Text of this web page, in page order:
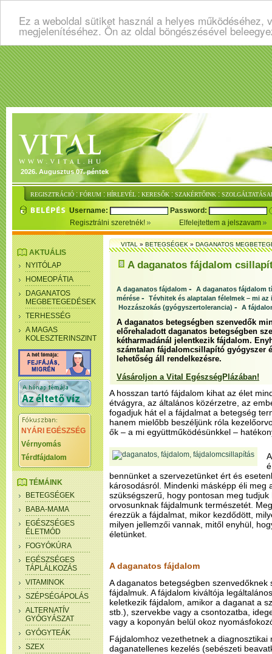
Ez a weboldal sütiket használ a helyes
megjelenítéséhez. Ön az oldal böngészésével
2026. Augusztus 07. péntek
REGISZTRÁCIÓ : FÓRUM : HÍRLEVÉL : KERESŐK : SZAKÉRTŐINK :
Username:
Password:
Regisztrálni szeretnék!
Elfelejtettem a jelszavam
AKTUÁLIS
NYITÓLAP
HOMEOPÁTIA
DAGANATOS
MEGBETEGEDÉSEK
TERHESSÉG
A MAGAS
KOLESZTERINSZINT
NYÁRI EGÉSZSÉG
Vérnyomás
Térdfájdalom
TÉMÁINK
BETEGSÉGEK
BABA-MAMA
EGÉSZSÉGES
ÉLETMÓD
FOGYÓKÚRA
EGÉSZSÉGES
TÁPLÁLKOZÁS
VITAMINOK
SZÉPSÉGÁPOLÁS
ALTERNATÍV
GYÓGYÁSZAT
GYÓGYTEÁK
SZEX
VITAL»BETEGSÉGEK»DAGANATOS
A daganatos fájdalom
A daganatos fájdalom - A daganatos fájdalom
mérése - Tévhitek és alaptalan félelmek – mi az
Hozzászokás (gyógyszertolerancia) - A
A daganatos betegségben szenvedők
előrehaladott daganatos betegségben
kétharmadánál jelentkezik fájdalom.
számtalan fájdalomcsillapító gyógyszer
lehetőség áll rendelkezésre.
Vásároljon a Vital EgészségPlázában!
A hosszan tartó fájdalom kihat az élet
étvágyra, az általános közérzetre, az
fogadjuk hát el a fájdalmat a betegség
hanem mielőbb beszéljünk róla
ők – a mi együttműködésünkkel –
bennünket a szervezetünket ért és
károsodásról. Mindenki másképp éli meg
szükségszerű, hogy pontosan meg
orvosunknak fájdalmunk természetét.
érezzük a fájdalmat, mikor kezdődött,
milyen jellemzői vannak, mitől enyhül,
életünket.
A daganatos fájdalom
A daganatos betegségben szenvedőknek
fájdalmuk. A fájdalom kiváltója
keletkezik fájdalom, amikor a daganat a
stb.), szervekbe vagy a csontozatba,
vagy a koponyán belül okoz
Fájdalomhoz vezethetnek a diagnosztikai
daganatellenes kezelés (sebészeti